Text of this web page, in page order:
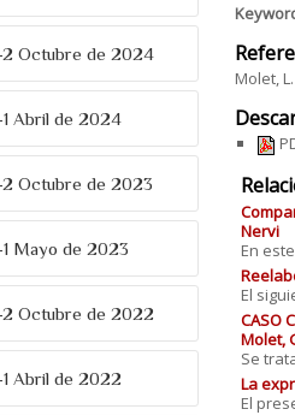
2 Octubre de 2024
1 Abril de 2024
2 Octubre de 2023
1 Mayo de 2023
2 Octubre de 2022
1 Abril de 2022
Molet,
Nervi
En
El
CASO
Molet,
Se
La
El